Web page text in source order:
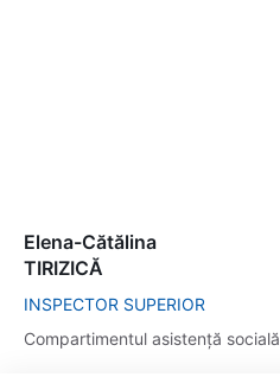
Elena-Cătălina
TIRIZICĂ
INSPECTOR SUPERIOR
Compartimentul asistență socială